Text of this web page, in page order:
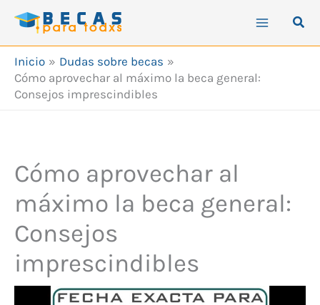
Inicio
Dudas sobre becas
Cómo aprovechar al máximo la beca general:
Consejos imprescindibles
Cómo aprovechar al
máximo la beca general:
Consejos
imprescindibles